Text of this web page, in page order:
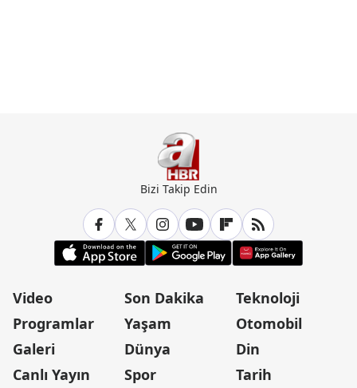
Bizi Takip Edin
Video
Programlar
Galeri
Canlı Yayın
Son Dakika
Yaşam
Dünya
Spor
Teknoloji
Otomobil
Din
Tarih